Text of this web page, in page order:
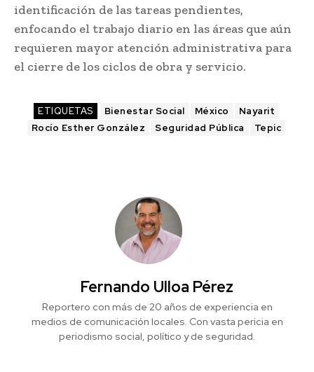
identificación de las tareas pendientes,
enfocando el trabajo diario en las áreas que aún
requieren mayor atención administrativa para
el cierre de los ciclos de obra y servicio.
ETIQUETAS Bienestar Social México
Nayarit
Rocío Esther González
Seguridad Pública Tepic
Fernando Ulloa Pérez
Reportero con más de 20 años de experiencia en
medios de comunicación locales. Con vasta pericia en
periodismo social, político y de seguridad.